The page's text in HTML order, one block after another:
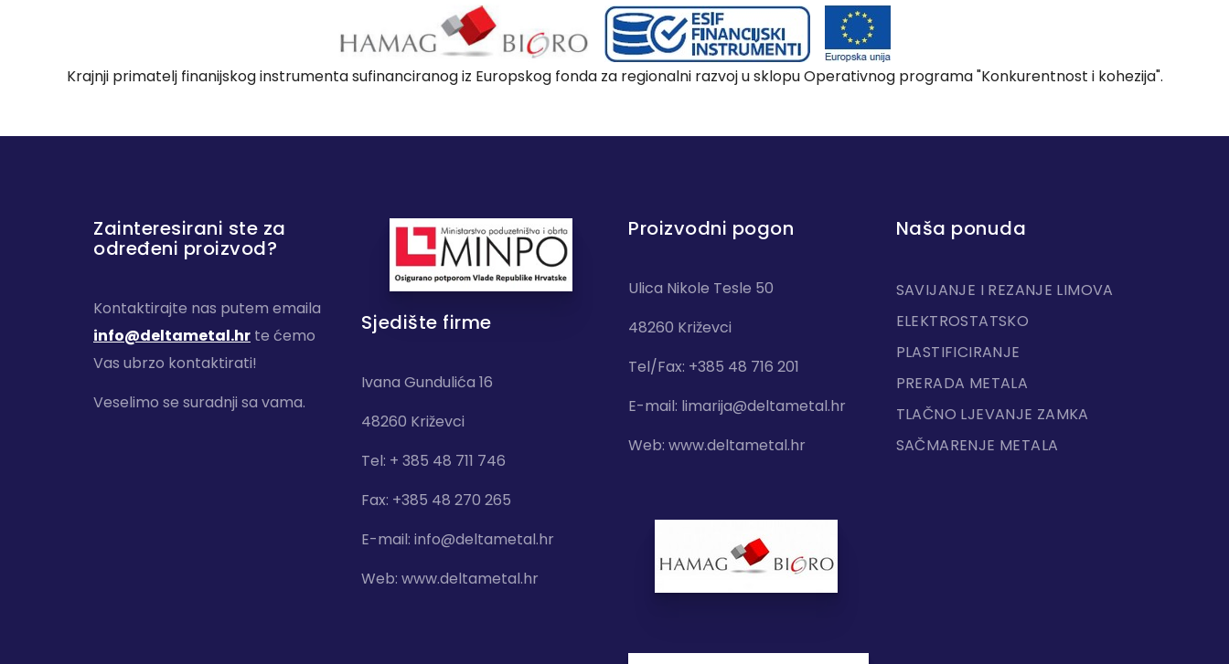
Krajnji primatelj finanijskog instrumenta sufinanciranog iz Europskog fonda za regionalni razvoj u sklopu Operativnog programa "Konkurentnost i kohezija".
Zainteresirani ste za
određeni proizvod?
Kontaktirajte nas putem emaila
info@deltametal.hr te ćemo
Vas ubrzo kontaktirati!
Veselimo se suradnji sa vama.
Sjedište firme
Ivana Gundulića 16
48260 Križevci
Tel: + 385 48 711 746
Fax: +385 48 270 265
E-mail: info@deltametal.hr
Web: www.deltametal.hr
Proizvodni pogon
Ulica Nikole Tesle 50
48260 Križevci
Tel/Fax: +385 48 716 201
E-mail: limarija@deltametal.hr
Web: www.deltametal.hr
Naša ponuda
SAVIJANJE I REZANJE LIMOVA
ELEKTROSTATSKO
PLASTIFICIRANJE
PRERADA METALA
TLAČNO LJEVANJE ZAMKA
SAČMARENJE METALA